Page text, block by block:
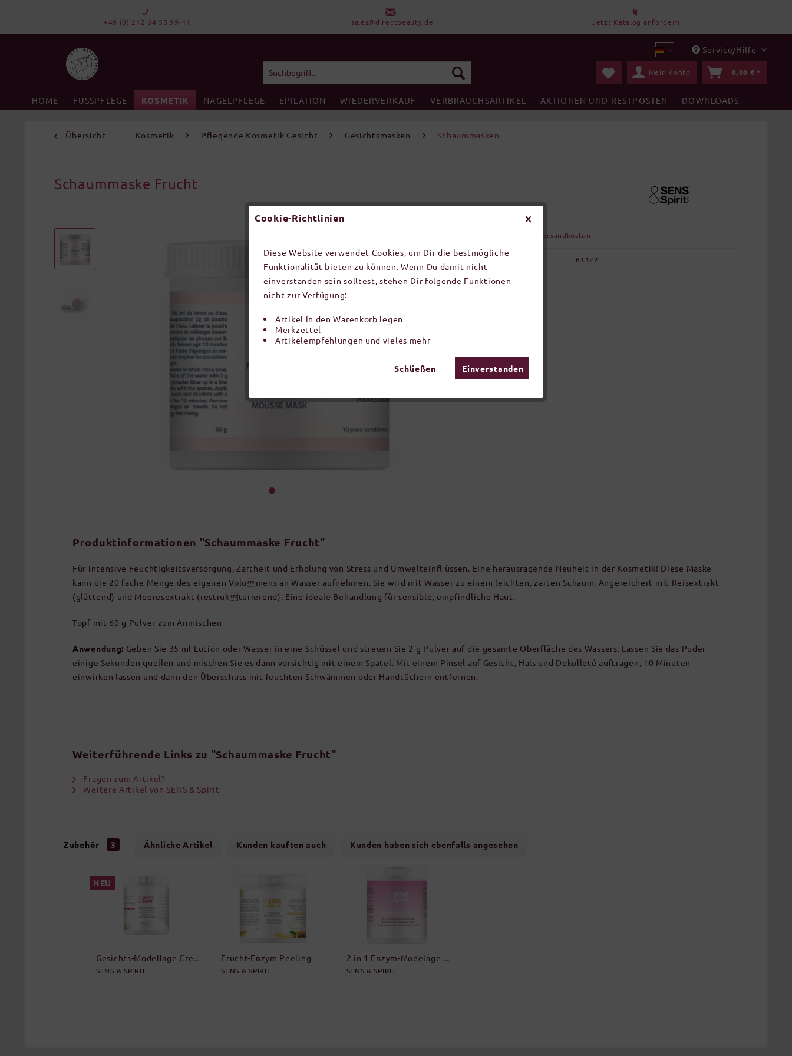
+49 (0) 212 64 55 99-11 sales@directbeauty.de Jetzt Katalog anfordern!
DBT Service/Hilfe
Mein Konto 0,00 € *
HOME FUSSPFLEGE KOSMETIK NAGELPFLEGE EPILATION WIEDERVERKAUF VERBRAUCHSARTIKEL AKTIONEN UND RESTPOSTEN DOWNLOADS
Übersicht Kosmetik Pflegende Kosmetik Gesicht Gesichtsmasken Schaummasken
Schaummaske Frucht
zzgl. Versandkosten
Artikel-Nr.: 61122
Produktinformationen "Schaummaske Frucht"
Für intensive Feuchtigkeitsversorgung, Zartheit und Erholung von Stress und Umwelteinfl üssen. Eine herausragende Neuheit in der Kosmetik! Diese Maske
kann die 20 fache Menge des eigenen Volumens an Wasser aufnehmen. Sie wird mit Wasser zu einem leichten, zarten Schaum. Angereichert mit Reisextrakt
(glättend) und Meeresextrakt (restrukturierend). Eine ideale Behandlung für sensible, empfindliche Haut.
Topf mit 60 g Pulver zum Anmischen
Anwendung: Geben Sie 35 ml Lotion oder Wasser in eine Schüssel und streuen Sie 2 g Pulver auf die gesamte Oberfläche des Wassers. Lassen Sie das Puder
einige Sekunden quellen und mischen Sie es dann vorsichtig mit einem Spatel. Mit einem Pinsel auf Gesicht, Hals und Dekolleté auftragen, 10 Minuten
einwirken lassen und dann den Überschuss mit feuchten Schwämmen oder Handtüchern entfernen.
Weiterführende Links zu "Schaummaske Frucht"
Fragen zum Artikel?
Weitere Artikel von SENS & Spirit
Zubehör 3 Ähnliche Artikel Kunden kauften auch Kunden haben sich ebenfalls angesehen
NEU
Gesichts-Modellage Cre...
SENS & SPIRIT
Frucht-Enzym Peeling
SENS & SPIRIT
2 in 1 Enzym-Modelage ...
SENS & SPIRIT
Cookie-Richtlinien
Diese Website verwendet Cookies, um Dir die bestmögliche
Funktionalität bieten zu können. Wenn Du damit nicht
einverstanden sein solltest, stehen Dir folgende Funktionen
nicht zur Verfügung:
Artikel in den Warenkorb legen
Merkzettel
Artikelempfehlungen und vieles mehr
Einverstanden
Schließen